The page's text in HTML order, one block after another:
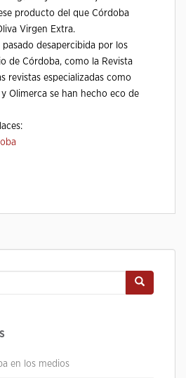
producto del que Córdoba
Virgen Extra.
desapercibida por los
de Córdoba, como la Revista
revistas especializadas como
Olimerca se han hecho eco de
en los medios